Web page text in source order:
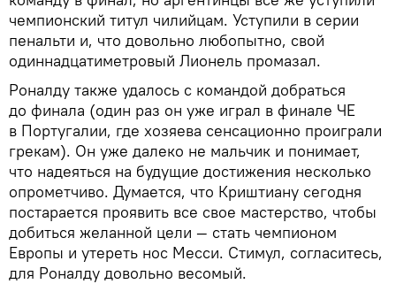
чемпионский титул чилийцам. Уступили в серии
пенальти и, что довольно любопытно, свой
одиннадцатиметровый Лионель промазал.
Роналду также удалось с командой добраться
до финала (один раз он уже играл в финале ЧЕ
в Португалии, где хозяева сенсационно проиграли
грекам). Он уже далеко не мальчик и понимает,
что надеяться на будущие достижения несколько
опрометчиво. Думается, что Криштиану сегодня
постарается проявить все свое мастерство, чтобы
добиться желанной цели — стать чемпионом
Европы и утереть нос Месси. Стимул, согласитесь,
для Роналду довольно весомый.